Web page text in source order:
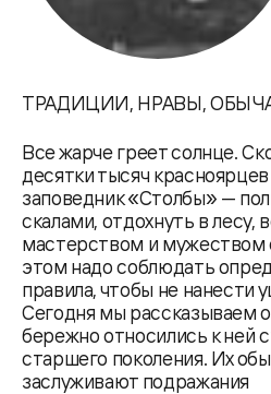
ТРАДИЦИИ, НРАВЫ,
Все жарче греет солнце.
десятки тысяч красноярцев
заповедник «Столбы» —
скалами, отдохнуть в лесу,
мастерством и мужеством
этом надо соблюдать
правила, чтобы не нанести
Сегодня мы рассказываем
бережно относились к ней
старшего поколения. Их
заслуживают подражания